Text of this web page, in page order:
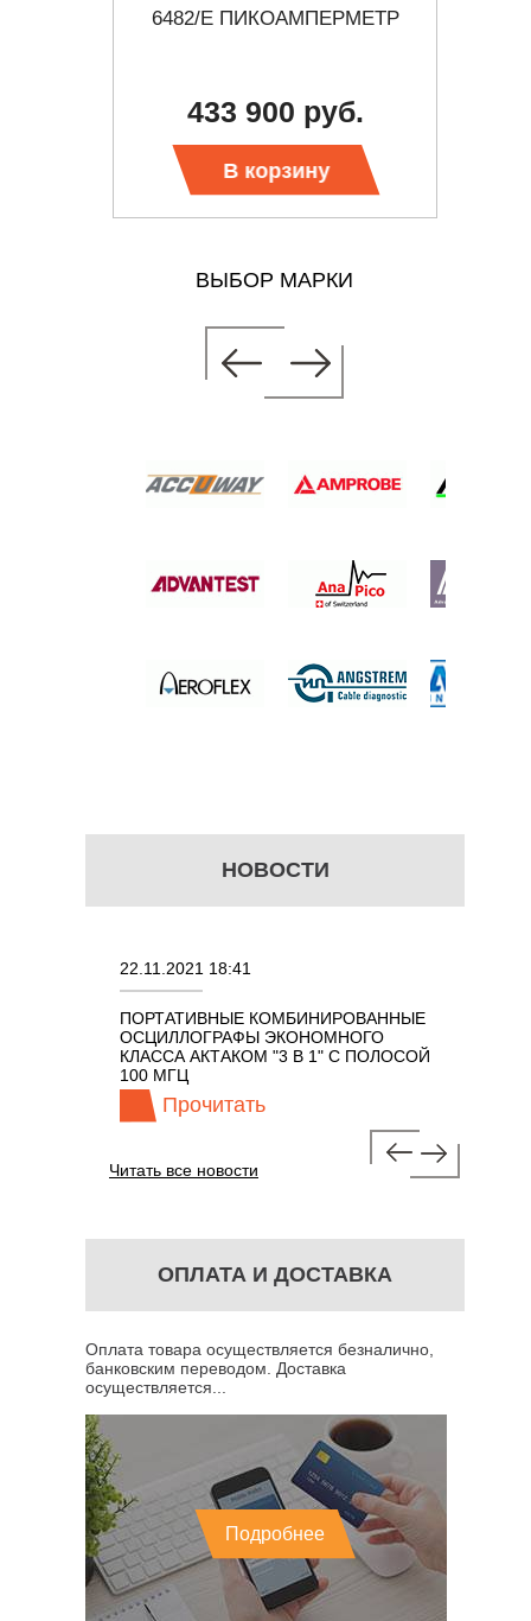
НОВОСТИ
22.11.2021 18:41
ПОРТАТИВНЫЕ КОМБИНИРОВАННЫЕ
ОСЦИЛЛОГРАФЫ ЭКОНОМНОГО
КЛАССА АКТАКОМ "3 В 1" С ПОЛОСОЙ
100 МГЦ
Прочитать
Читать все новости
ОПЛАТА И ДОСТАВКА
Оплата товара осуществляется безналично,
банковским переводом. Доставка
осуществляется...
Подробнее
6482/E ПИКОАМПЕРМЕТР
433 900 руб.
В корзину
ВЫБОР МАРКИ